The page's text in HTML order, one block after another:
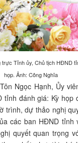
Tỉnh ủy, Chủ tịch HĐND
họp. Ảnh: Công Nghĩa
Ngọc Hạnh, Ủy
đánh giá: Kỳ họp
trình, dự thảo nghị
các ban HĐND tỉnh
quyết quan trọng